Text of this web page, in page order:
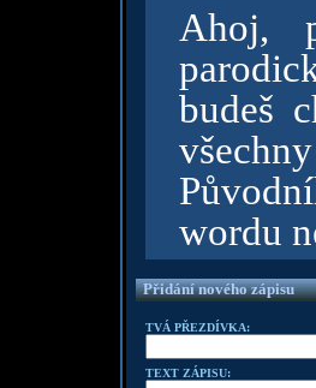
Ahoj,
budeš
wordu
Přidání nového zápisu
TVÁ PŘEZDÍVKA:
TEXT ZÁPISU: